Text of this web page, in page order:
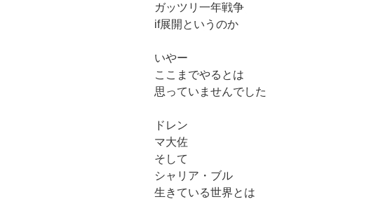
ガッツリ一年戦争
if展開というのか
いやー
ここまでやるとは
思っていませんでした
ドレン
マ大佐
そして
シャリア・ブル
生きている世界とは